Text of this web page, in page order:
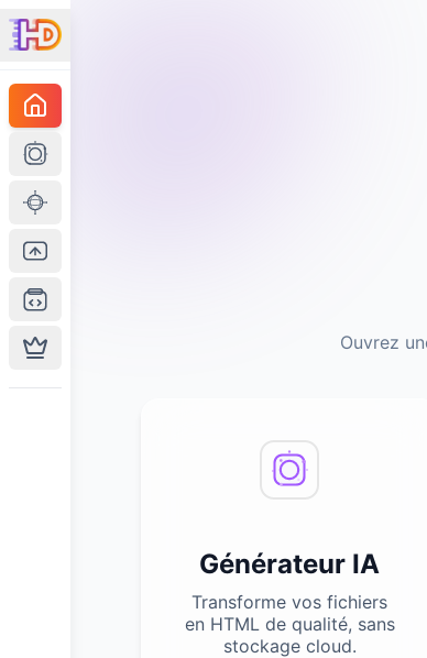
Ouvrez
Générateur IA
Transforme vos fichiers
en HTML de qualité, sans
stockage cloud.